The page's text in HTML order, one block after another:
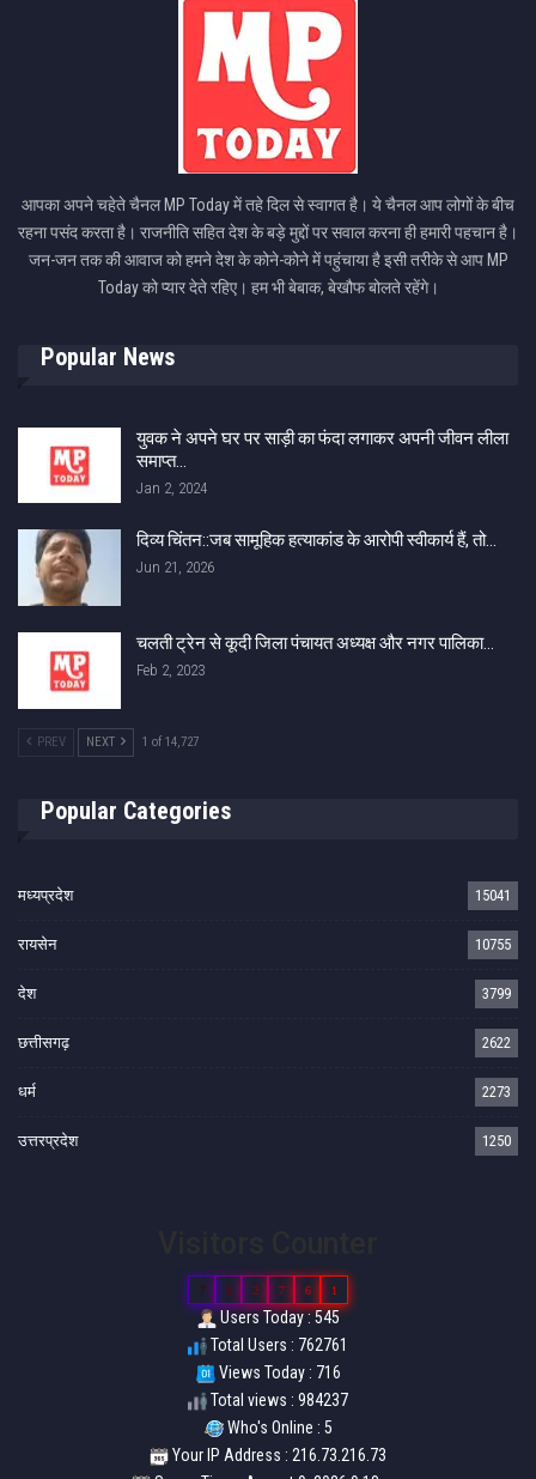
आपका अपने चहेते चैनल MP Today में तहे दिल से स्वागत है। ये चैनल आप लोगों के बीच
रहना पसंद करता है। राजनीति सहित देश के बड़े मुद्दों पर सवाल करना ही हमारी पहचान है।
जन-जन तक की आवाज को हमने देश के कोने-कोने में पहुंचाया है इसी तरीके से आप MP
Today को प्यार देते रहिए। हम भी बेबाक, बेखौफ बोलते रहेंगे।
Popular News
युवक ने अपने घर पर साड़ी का फंदा लगाकर अपनी जीवन लीला
समाप्त…
Jan 2, 2024
दिव्य चिंतन::जब सामूहिक हत्याकांड के आरोपी स्वीकार्य हैं, तो…
Jun 21, 2026
चलती ट्रेन से कूदी जिला पंचायत अध्यक्ष और नगर पालिका…
Feb 2, 2023
PREV NEXT 1 of 14,727
Popular Categories
मध्यप्रदेश 15041
रायसेन 10755
देश 3799
छत्तीसगढ़ 2622
धर्म 2273
उत्तरप्रदेश 1250
7 6 2 7 6 1
Users Today : 545
Total Users : 762761
Views Today : 716
Total views : 984237
Who's Online : 5
Your IP Address : 216.73.216.73